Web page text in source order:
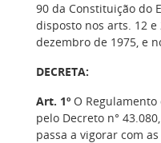
90 da Constituição do
disposto nos arts. 12 e
dezembro de 1975, e
DECRETA:
Art. 1º O Regulamento
pelo Decreto n°
passa a vigorar com